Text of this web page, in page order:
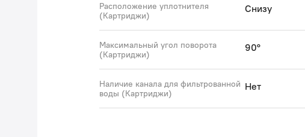
Расположение уплотнителя
(Картриджи)
Снизу
Максимальный угол поворота
(Картриджи)
90°
Наличие канала для фильтрованной
воды (Картриджи)
Нет